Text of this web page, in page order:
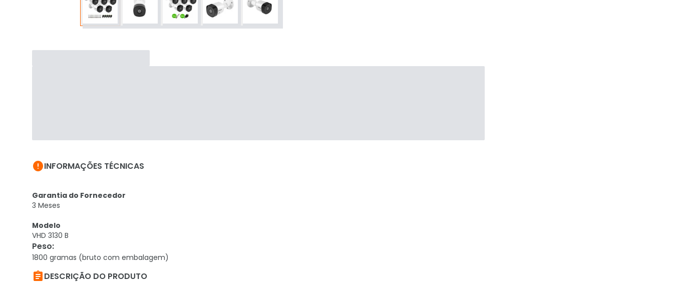
INFORMAÇÕES TÉCNICAS
Garantia do Fornecedor
3 Meses
Modelo
VHD 3130 B
Peso:
1800 gramas (bruto com embalagem)
DESCRIÇÃO DO PRODUTO